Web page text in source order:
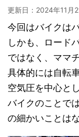
更新日： 2024年11月
今回はバイクは
しかも、ロード
ではなく、ママ
具体的には自転
空気圧を中心と
バイクのことで
の細かいことはな